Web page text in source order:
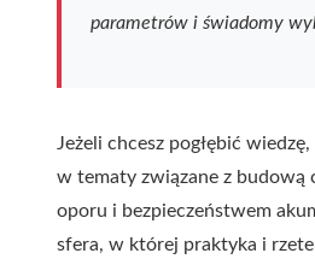
parametrów i świadomy
Jeżeli chcesz pogłębić
w tematy związane z budową
oporu i bezpieczeństwem
sfera, w której praktyka i